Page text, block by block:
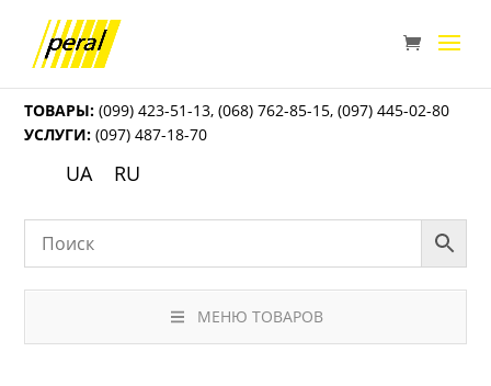
ТОВАРЫ: (099) 423-51-13,(068) 762-85-15,(097) 445-02-80
УСЛУГИ: (097) 487-18-70
UA RU
МЕНЮ ТОВАРОВ